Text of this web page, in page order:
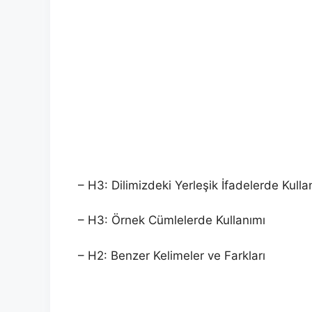
– H3: Dilimizdeki Yerleşik İfadelerde
– H3: Örnek Cümlelerde Kullanımı
– H2: Benzer Kelimeler ve Farkları